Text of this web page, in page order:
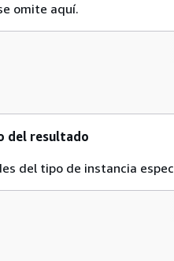
omite aquí.
del resultado
del tipo de instancia